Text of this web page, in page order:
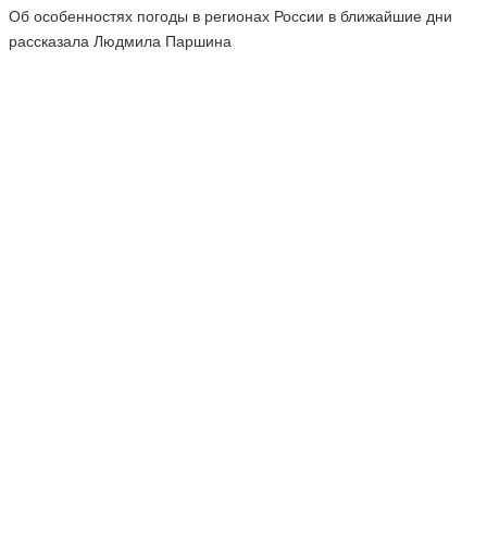
Об особенностях погоды в регионах России в ближайшие дни
рассказала Людмила Паршина